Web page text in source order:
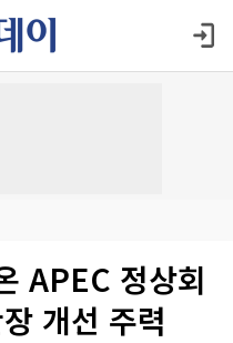
APEC 정상회
개선 주력